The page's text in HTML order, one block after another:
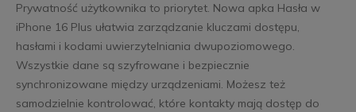
Prywatność użytkownika to priorytet. Nowa apka Hasła w
iPhone 16 Plus ułatwia zarządzanie kluczami dostępu,
hasłami i kodami uwierzytelniania dwupoziomowego.
Wszystkie dane są szyfrowane i bezpiecznie
synchronizowane między urządzeniami. Możesz też
samodzielnie kontrolować, które kontakty mają dostęp do